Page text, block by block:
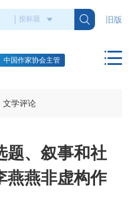
旧版
中国作家协会主管
文学评论
题、叙事和社
燕非虚构作